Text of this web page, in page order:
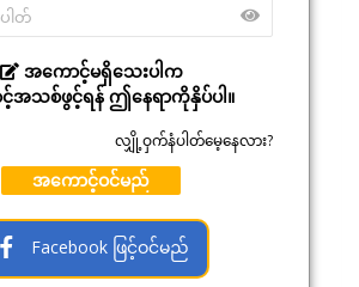
အကောင့်မရှိသေးပါက
အသစ်ဖွင့်ရန် ဤနေရာကိုနှိပ်ပါ။
လျှို့ဝှက်နံပါတ်မေ့နေလား?
အကောင့်ဝင်မည်
Facebook ဖြင့်ဝင်မည်